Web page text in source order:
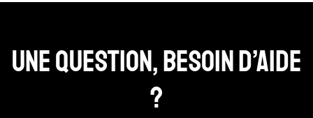
Une question, Besoin d’aide
?